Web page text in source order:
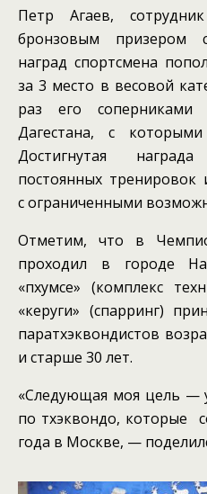
Петр Агаев,
бронзовым призером
наград спортсмена
за 3 место в весовой
раз его соперниками
Дагестана, с
Достигнутая
постоянных тренировок
с ограниченными
Отметим, что в
проходил в городе
«пхумсе» (комплекс
«керуги» (спарринг)
паратхэквондистов
и старше 30 лет.
«Следующая моя цель —
по тхэквондо, которые
года в Москве, —